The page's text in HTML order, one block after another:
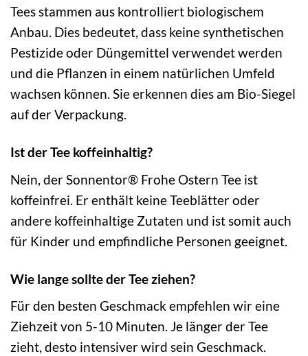
Tees stammen aus kontrolliert biologischem
Anbau. Dies bedeutet, dass keine synthetischen
Pestizide oder Düngemittel verwendet werden
und die Pflanzen in einem natürlichen Umfeld
wachsen können. Sie erkennen dies am Bio-Siegel
auf der Verpackung.
Ist der Tee koffeinhaltig?
Nein, der Sonnentor® Frohe Ostern Tee ist
koffeinfrei. Er enthält keine Teeblätter oder
andere koffeinhaltige Zutaten und ist somit auch
für Kinder und empfindliche Personen geeignet.
Wie lange sollte der Tee ziehen?
Für den besten Geschmack empfehlen wir eine
Ziehzeit von 5-10 Minuten. Je länger der Tee
zieht, desto intensiver wird sein Geschmack.